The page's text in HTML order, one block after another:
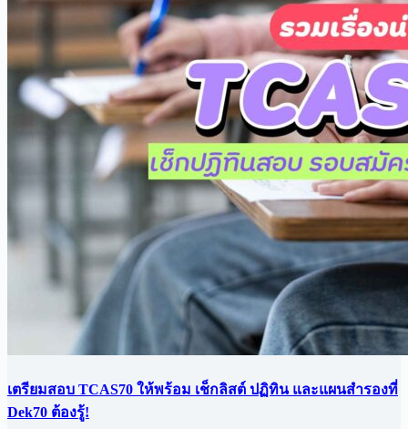
เตรียมสอบ TCAS70 ให้พร้อม เช็กลิสต์ ปฏิทิน และแผนสำรองที่
Dek70 ต้องรู้!